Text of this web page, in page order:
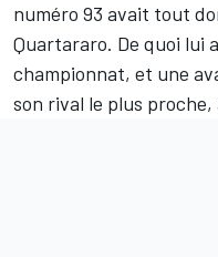
numéro 93 avait tout
Quartararo. De quoi lui
championnat, et une
son rival le plus